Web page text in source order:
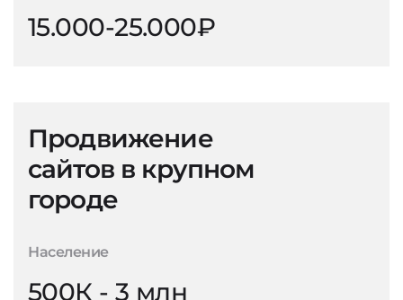
15.000-25.000₽
Продвижение
сайтов в крупном
городе
Население
500К - 3 млн